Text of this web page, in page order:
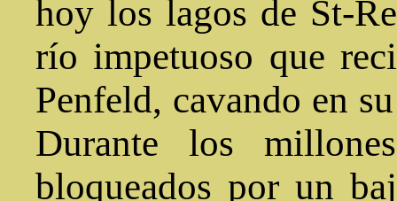
hoy los lagos de St-
río impetuoso que
Penfeld, cavando en
Durante los
bloqueados por un